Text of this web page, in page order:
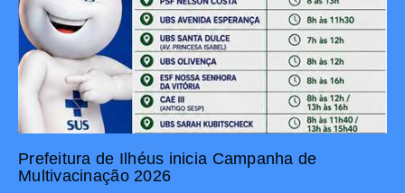
Prefeitura de Ilhéus inicia Campanha de
Multivacinação 2026